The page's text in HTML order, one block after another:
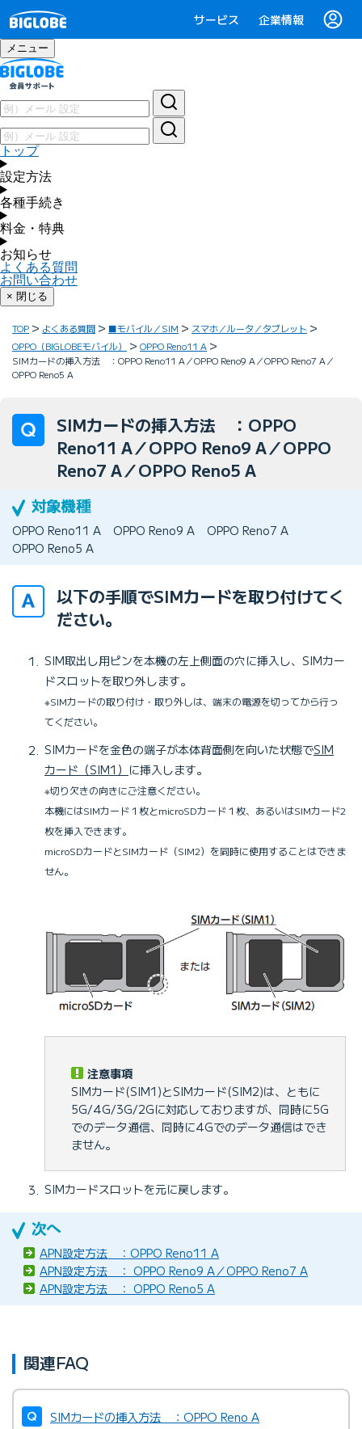
サービス 企業情報
メニュー
トップ
設定方法
各種手続き
料金・特典
お知らせ
よくある質問
お問い合わせ
× 閉じる
TOP よくある質問 ■モバイル／SIM
スマホ／ルータ／タブレット
OPPO（BIGLOBEモバイル）
OPPO Reno11 A
SIMカードの挿入方法 ：OPPO Reno11 A／OPPO Reno9 A／OPPO Reno7 A／
OPPO Reno5 A
SIMカードの挿入方法 ：OPPO
Reno11 A／OPPO Reno9 A／OPPO
Reno7 A／OPPO Reno5 A
OPPO Reno11 A OPPO Reno9 A
OPPO Reno7 A
OPPO Reno5 A
以下の手順でSIMカードを取り付けてく
ださい。
SIM取出し用ピンを本機の左上側面の穴に挿入し、SIMカー
ドスロットを取り外します。
※SIMカードの取り付け・取り外しは、端末の電源を切ってから行っ
てください。
SIMカードを金色の端子が本体背面側を向いた状態でSIM
カード（SIM1） に挿入します。
※切り欠きの向きにご注意ください。
本機にはSIMカード１枚とmicroSDカード１枚、あるいはSIMカード2
枚を挿入できます。
microSDカードとSIMカード（SIM2）を同時に使用することはできま
せん。
注意事項
SIMカード(SIM1)とSIMカード(SIM2)は、ともに
5G/4G/3G/2Gに対応しておりますが、同時に5G
でのデータ通信、同時に4Gでのデータ通信はでき
ません。
SIMカードスロットを元に戻します。
APN設定方法 ：OPPO Reno11 A
APN設定方法 ： OPPO Reno9 A／OPPO Reno7 A
APN設定方法 ： OPPO Reno5 A
関連FAQ
SIMカードの挿入方法 ：OPPO Reno A